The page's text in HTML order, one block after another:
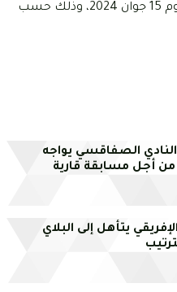
لعقد الجلسة العامة الانتخابية، يوم 15 جوان 2024، وذلك حسب
النادي الصفاقسي يواجه
من أجل مسابقة قارية
يتأهل إلى البلاي